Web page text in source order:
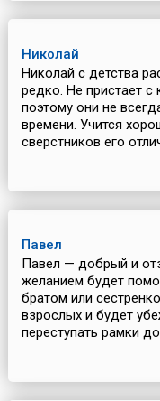
Николай
Николай с детства
редко. Не пристает с
поэтому они не
времени. Учится
сверстников его
Павел
Павел — добрый и
желанием будет
братом или
взрослых и будет
переступать рамки